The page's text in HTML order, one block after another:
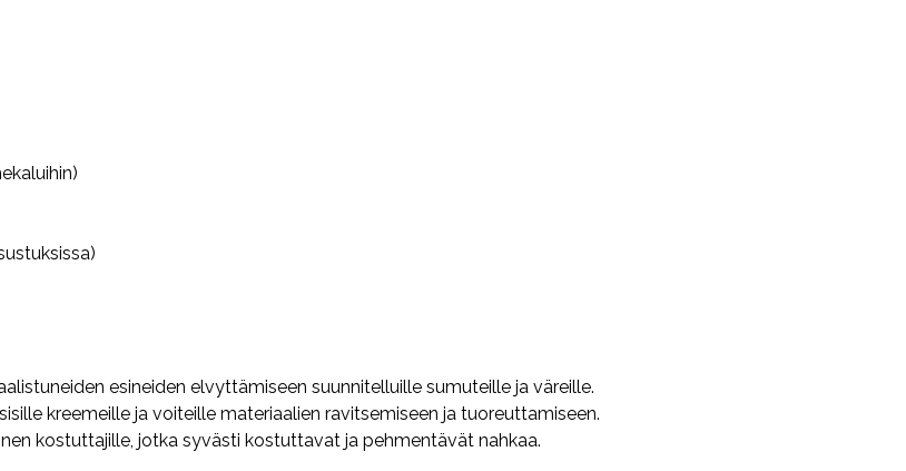
esineiden elvyttämiseen suunnitelluille sumuteille ja väreille.
kreemeille ja voiteille materiaalien ravitsemiseen ja tuoreuttamiseen.
kostuttajille, jotka syvästi kostuttavat ja pehmentävät nahkaa.